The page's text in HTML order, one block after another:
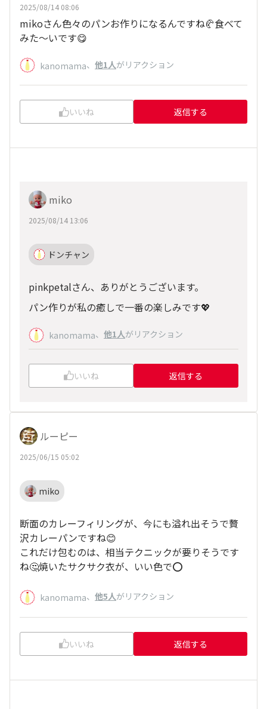
2025/08/14 08:06
mikoさん色々のパンお作りになるんですね🥐食べて
みた～いです😋
kanomama、 他1人がリアクション
いいね 返信する
miko
2025/08/14 13:06
ドンチャン
pinkpetalさん、ありがとうございます。
パン作りが私の癒しで一番の楽しみです💖
kanomama、 他1人がリアクション
いいね 返信する
ルーピー
2025/06/15 05:02
miko
断面のカレーフィリングが、今にも溢れ出そうで贅
沢カレーパンですね😊
これだけ包むのは、相当テクニックが要りそうです
ね🤔焼いたサクサク衣が、いい色で️⭕️
kanomama、 他5人がリアクション
いいね 返信する